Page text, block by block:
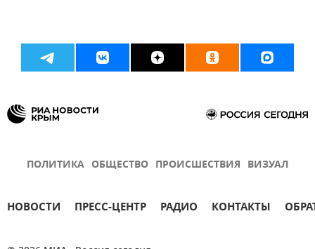
ПОЛИТИКА ОБЩЕСТВО ПРОИСШЕСТВИЯ ВИЗУАЛ
НОВОСТИ ПРЕСС-ЦЕНТР РАДИО КОНТАКТЫ